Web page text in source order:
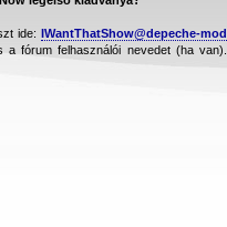
ide: IWantThatShow@depeche-
a fórum felhasználói nevedet (ha